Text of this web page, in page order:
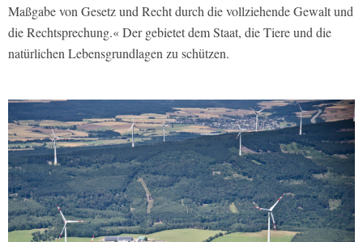
Maßgabe von Gesetz und Recht durch die vollziehende Gewalt und
die Rechtsprechung.« Der gebietet dem Staat, die Tiere und die
natürlichen Lebensgrundlagen zu schützen.